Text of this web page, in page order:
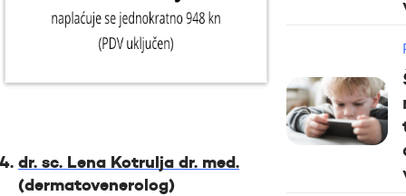
dr. sc. Lena Kotrulja dr. med.
(dermatovenerolog)